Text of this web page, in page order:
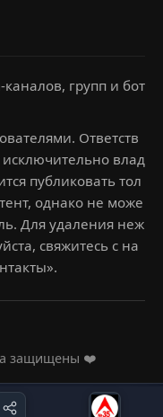
групп и бот
Ответств
исключительно влад
публиковать тол
однако не може
Для удаления неж
свяжитесь с на
защищены ❤️